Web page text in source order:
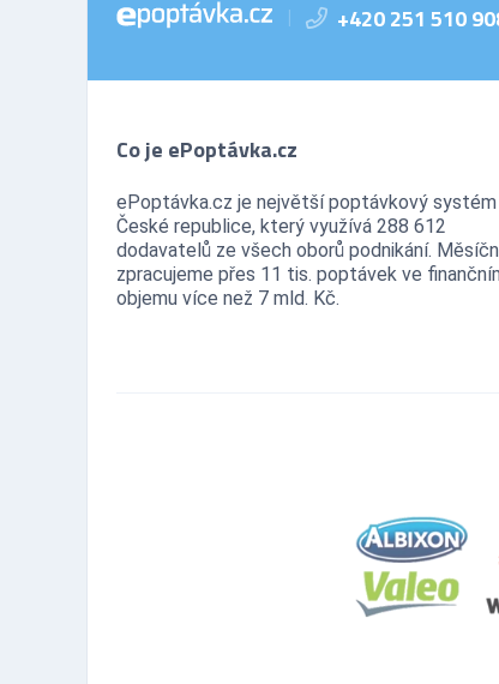
| +420 251 510
Co je ePoptávka.cz
ePoptávka.cz je největší poptávkový
České republice, který využívá 288 612
dodavatelů ze všech oborů podnikání.
zpracujeme přes 11 tis. poptávek ve
objemu více než 7 mld. Kč.